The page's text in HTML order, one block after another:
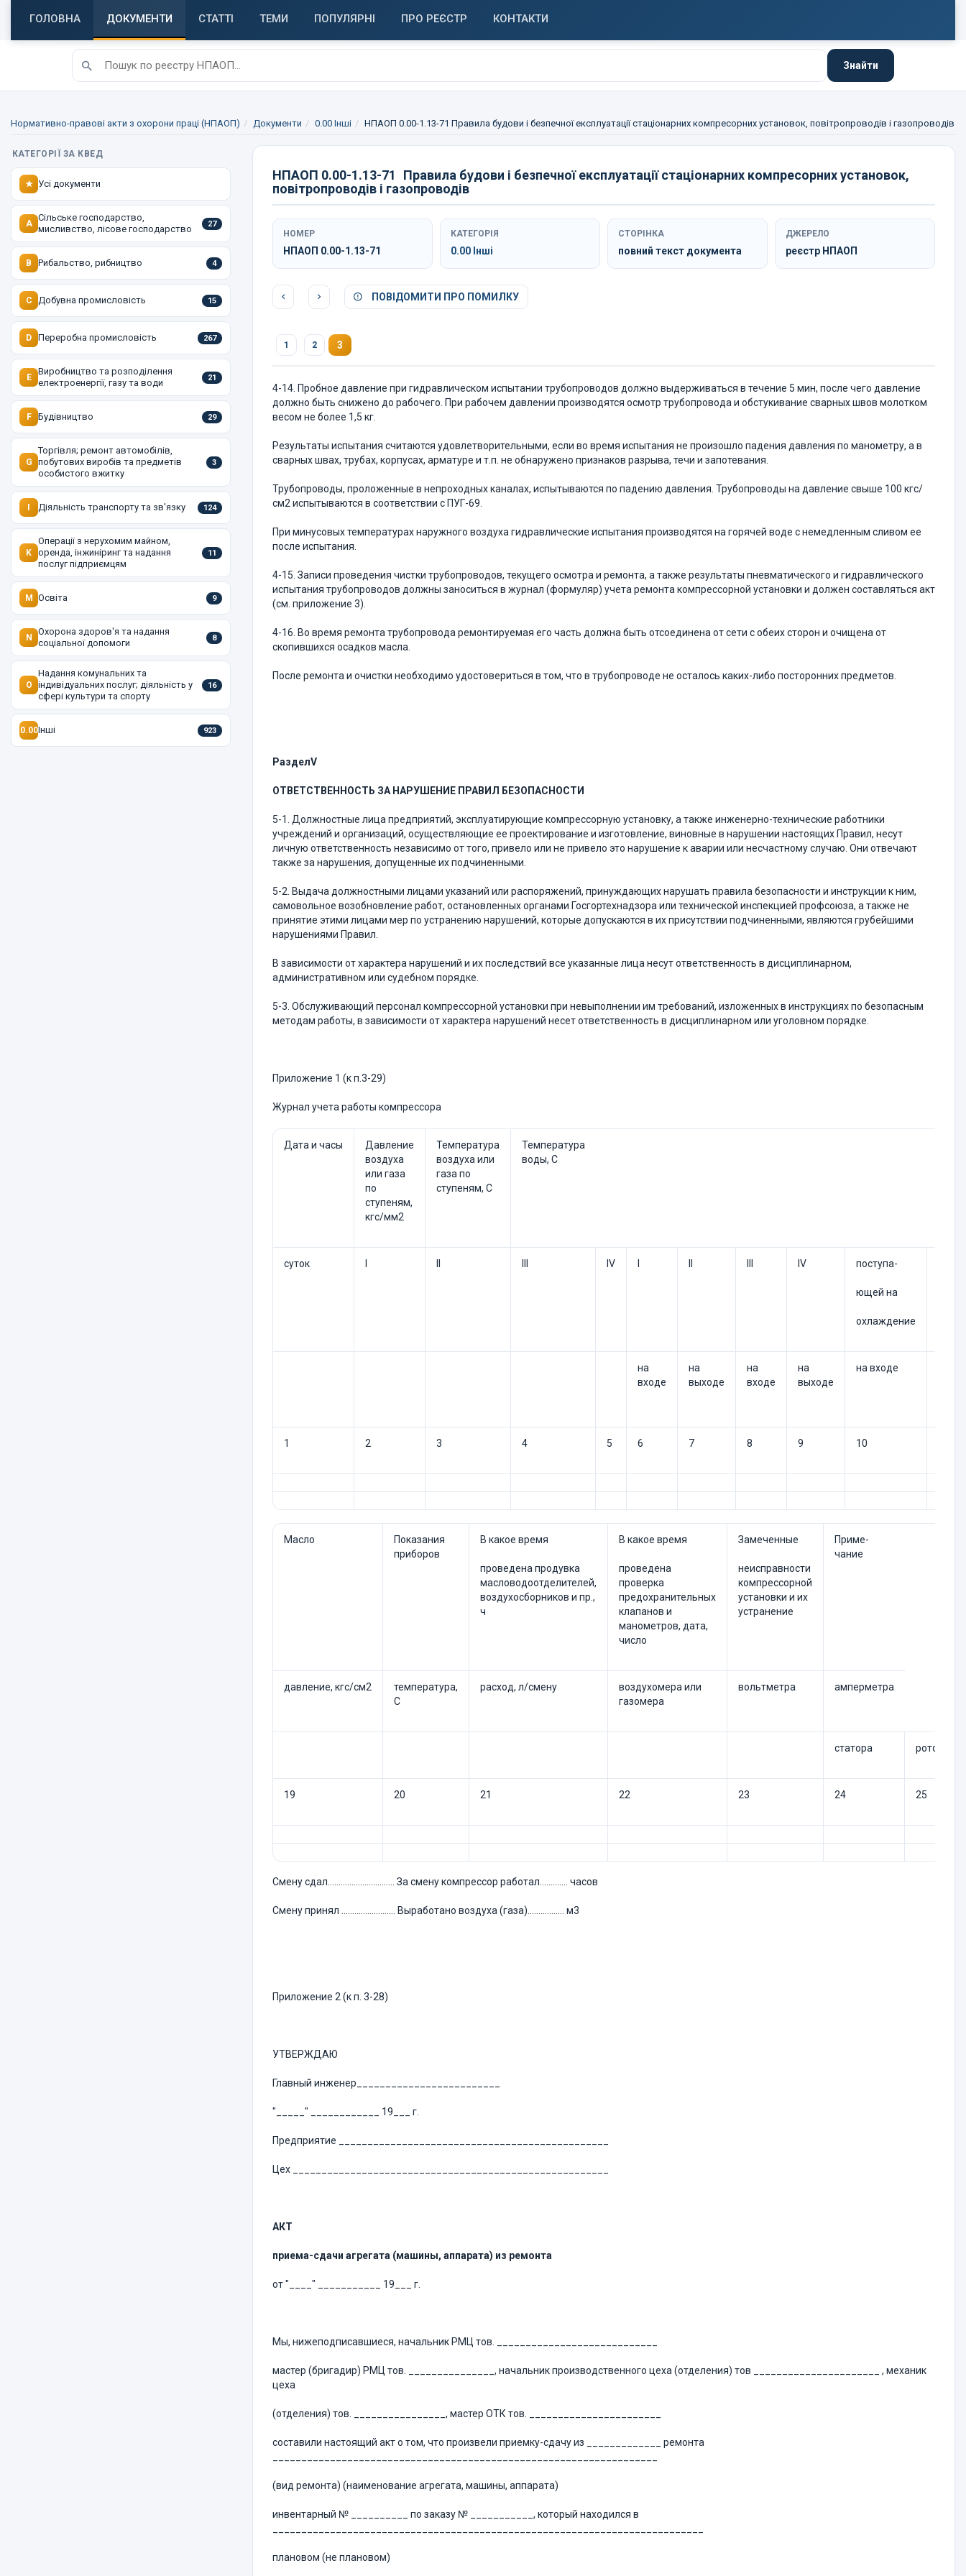
ГОЛОВНА ДОКУМЕНТИ СТАТТІ ТЕМИ ПОПУЛЯРНІ ПРО РЕЄСТР КОНТАКТИ
Знайти
Нормативно-правові акти з охорони праці (НПАОП) Документи 0.00 Інші НПАОП 0.00-1.13-71 Правила будови і безпечної експлуатації стаціонарних компресорних установок, повітропроводів і газопроводів
КАТЕГОРІЇ ЗА КВЕД
★ Усі документи
A
Сільське господарство,
мисливство, лісове господарство
27
B Рибальство, рибництво 4
C Добувна промисловість 15
D Переробна промисловість 267
E
Виробництво та розподілення
електроенергії, газу та води
21
F Будівництво 29
G
Торгівля; ремонт автомобілів,
побутових виробів та предметів
особистого вжитку
3
I Діяльність транспорту та зв'язку 124
K
Операції з нерухомим майном,
оренда, інжиніринг та надання
послуг підприємцям
11
M Освіта 9
N
Охорона здоров'я та надання
соціальної допомоги
8
O
Надання комунальних та
індивідуальних послуг; діяльність у
сфері культури та спорту
16
0.00Інші 923
НПАОП 0.00-1.13-71
Правила будови і безпечної експлуатації стаціонарних компресорних установок,
повітропроводів і газопроводів
НОМЕР
НПАОП 0.00-1.13-71
КАТЕГОРІЯ
0.00 Інші
СТОРІНКА
повний текст документа
ДЖЕРЕЛО
реєстр НПАОП
ПОВІДОМИТИ ПРО ПОМИЛКУ
1 2 3
4-14. Пробное давление при гидравлическом испытании трубопроводов должно выдерживаться в течение 5 мин, после чего давление
должно быть снижено до рабочего. При рабочем давлении производятся осмотр трубопровода и обстукивание сварных швов молотком
весом не более 1,5 кг.
Результаты испытания считаются удовлетворительными, если во время испытания не произошло падения давления по манометру, а в
сварных швах, трубах, корпусах, арматуре и т.п. не обнаружено признаков разрыва, течи и запотевания.
Трубопроводы, проложенные в непроходных каналах, испытываются по падению давления. Трубопроводы на давление свыше 100 кгс/
см2 испытываются в соответствии с ПУГ-69.
При минусовых температурах наружного воздуха гидравлические испытания производятся на горячей воде с немедленным сливом ее
после испытания.
4-15. Записи проведения чистки трубопроводов, текущего осмотра и ремонта, а также результаты пневматического и гидравлического
испытания трубопроводов должны заноситься в журнал (формуляр) учета ремонта компрессорной установки и должен составляться акт
(см. приложение 3).
4-16. Во время ремонта трубопровода ремонтируемая его часть должна быть отсоединена от сети с обеих сторон и очищена от
скопившихся осадков масла.
После ремонта и очистки необходимо удостовериться в том, что в трубопроводе не осталось каких-либо посторонних предметов.
РазделV
ОТВЕТСТВЕННОСТЬ ЗА НАРУШЕНИЕ ПРАВИЛ БЕЗОПАСНОСТИ
5-1. Должностные лица предприятий, эксплуатирующие компрессорную установку, а также инженерно-технические работники
учреждений и организаций, осуществляющие ее проектирование и изготовление, виновные в нарушении настоящих Правил, несут
личную ответственность независимо от того, привело или не привело это нарушение к аварии или несчастному случаю. Они отвечают
также за нарушения, допущенные их подчиненными.
5-2. Выдача должностными лицами указаний или распоряжений, принуждающих нарушать правила безопасности и инструкции к ним,
самовольное возобновление работ, остановленных органами Госгортехнадзора или технической инспекцией профсоюза, а также не
принятие этими лицами мер по устранению нарушений, которые допускаются в их присутствии подчиненными, являются грубейшими
нарушениями Правил.
В зависимости от характера нарушений и их последствий все указанные лица несут ответственность в дисциплинарном,
административном или судебном порядке.
5-3. Обслуживающий персонал компрессорной установки при невыполнении им требований, изложенных в инструкциях по безопасным
методам работы, в зависимости от характера нарушений несет ответственность в дисциплинарном или уголовном порядке.
Приложение 1 (к п.3-29)
Журнал учета работы компрессора
Дата и часы
Давление
воздуха
или газа
по
ступеням,
кгс/мм2
Температура
воздуха или
газа по
ступеням, С
Температура
воды, С
суток IV IV поступа-
ющей на
охлаждение
на
входе
на
выходе
на
входе
на
выходе
на входе
1 2 3 4 5 6 7 8 9 10
Масло
Показания
приборов
В какое время
проведена продувка
масловодоотделителей,
воздухосборников и пр.,
ч
В какое время
проведена
проверка
предохранительных
клапанов и
манометров, дата,
число
Замеченные
неисправности
компрессорной
установки и их
устранение
Приме-
чание
давление, кгс/см2
температура,
С
расход, л/смену
воздухомера или
газомера
вольтметра амперметра
статора ротора
19 20 21 22 23 24 25
Смену сдал............................... За смену компрессор работал............. часов
Смену принял ......................... Выработано воздуха (газа)................. м3
Приложение 2 (к п. 3-28)
УТВЕРЖДАЮ
Главный инженер_________________________
"_____" ____________ 19___ г.
Предприятие _______________________________________________
Цех _______________________________________________________
АКТ
приема-сдачи агрегата (машины, аппарата) из ремонта
от "____" ___________ 19___ г.
Мы, нижеподписавшиеся, начальник РМЦ тов. ____________________________
мастер (бригадир) РМЦ тов. _______________, начальник производственного цеха (отделения) тов ______________________ , механик
цеха
(отделения) тов. ________________, мастер ОТК тов. _______________________
составили настоящий акт о том, что произвели приемку-сдачу из _____________ ремонта
(вид ремонта) (наименование агрегата, машины, аппарата)
инвентарный № __________ по заказу № ___________, который находился в
плановом (не плановом)